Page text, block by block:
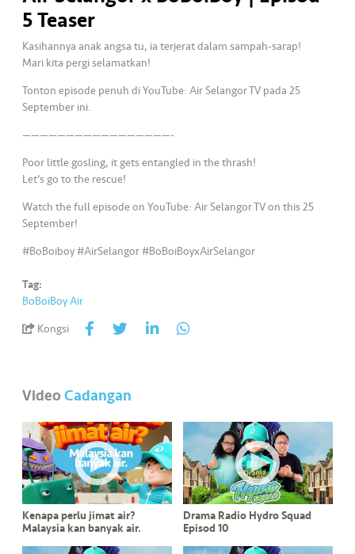
5 Teaser
Kasihannya anak angsa tu, ia terjerat dalam sampah-sarap!
Mari kita pergi selamatkan!
Tonton episode penuh di YouTube: Air Selangor TV pada 25
September ini.
—————————————————-
Poor little gosling, it gets entangled in the thrash!
Let’s go to the rescue!
Watch the full episode on YouTube: Air Selangor TV on this 25
September!
#BoBoiboy #AirSelangor #BoBoiBoyxAirSelangor
Tag:
BoBoiBoy Air
Kongsi
VideoCadangan
Kenapa perlu jimat air?
Malaysia kan banyak air.
Drama Radio Hydro Squad
Episod 10
K
o
m
er
si
•••
•••
R
a
k
a
ia
g
•••
•••
di
a